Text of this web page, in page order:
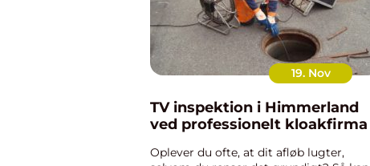
19. Nov
TV inspektion i Himmerland
ved professionelt kloakfirma
Oplever du ofte, at dit afløb lugter,